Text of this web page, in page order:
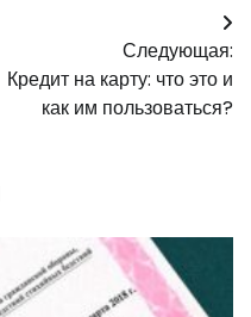
Следующая:
Кредит на карту: что это и
как им пользоваться?